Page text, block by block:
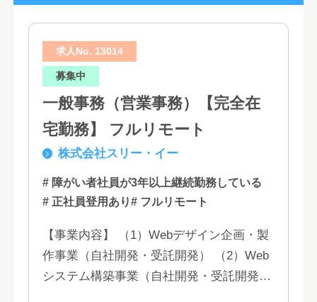
求人No. 13014
募集中
一般事務（営業事務）【完全在
宅勤務】 フルリモート
株式会社スリー・イー
# 障がい者社員が3年以上継続勤務している
# 正社員登用あり# フルリモート
【事業内容】 （1）Webデザイン企画・製
作事業（自社開発・受託開発） （2）Web
システム構築事業（自社開発・受託開発）